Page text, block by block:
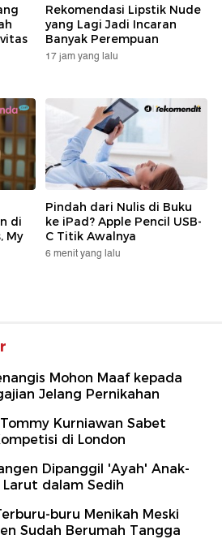
Rekomendasi Lipstik Nude
yang Lagi Jadi Incaran
Banyak Perempuan
17 jam yang lalu
di
My
Pindah dari Nulis di Buku
ke iPad? Apple Pencil USB-
C Titik Awalnya
6 menit yang lalu
Mohon Maaf kepada
Jelang Pernikahan
Kurniawan Sabet
di London
Dipanggil 'Ayah' Anak-
Larut dalam Sedih
buru Menikah Meski
Sudah Berumah Tangga